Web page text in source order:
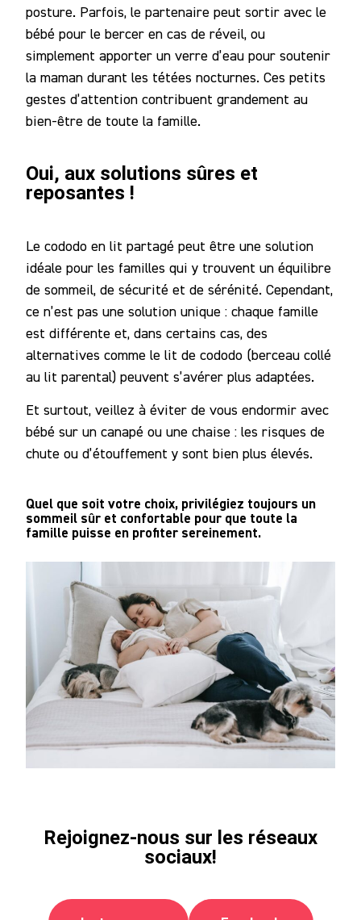
posture. Parfois, le partenaire peut sortir avec le
bébé pour le bercer en cas de réveil, ou
simplement apporter un verre d’eau pour soutenir
la maman durant les tétées nocturnes. Ces petits
gestes d’attention contribuent grandement au
bien-être de toute la famille.
Oui, aux solutions sûres et
reposantes !
Le cododo en lit partagé peut être une solution
idéale pour les familles qui y trouvent un équilibre
de sommeil, de sécurité et de sérénité. Cependant,
ce n’est pas une solution unique : chaque famille
est différente et, dans certains cas, des
alternatives comme le lit de cododo (berceau collé
au lit parental) peuvent s’avérer plus adaptées.
Et surtout, veillez à éviter de vous endormir avec
bébé sur un canapé ou une chaise : les risques de
chute ou d’étouffement y sont bien plus élevés.
Quel que soit votre choix, privilégiez toujours un
sommeil sûr et confortable pour que toute la
famille puisse en profiter sereinement.
Rejoignez-nous sur les réseaux
sociaux!